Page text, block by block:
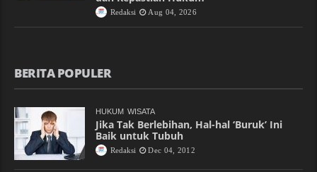
Redaksi Aug 04, 2026
BERITA POPULER
HUKUM WISATA
Jika Tak Berlebihan, Hal-hal ‘Buruk’ Ini
Baik untuk Tubuh
Redaksi Dec 04, 2012